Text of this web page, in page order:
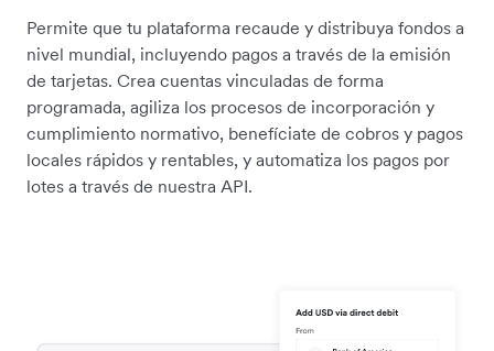
Permite que tu plataforma recaude y distribuya fondos a
nivel mundial, incluyendo pagos a través de la emisión
de tarjetas. Crea cuentas vinculadas de forma
programada, agiliza los procesos de incorporación y
cumplimiento normativo, benefíciate de cobros y pagos
locales rápidos y rentables, y automatiza los pagos por
lotes a través de nuestra API.